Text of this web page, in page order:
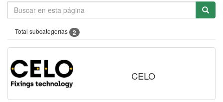
Total subcategorías 2
CELO